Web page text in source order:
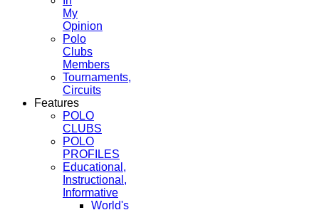
My
Opinion
Polo
Clubs
Members
Tournaments,
Circuits
Features
POLO
CLUBS
POLO
PROFILES
Educational,
Instructional,
Informative
World's